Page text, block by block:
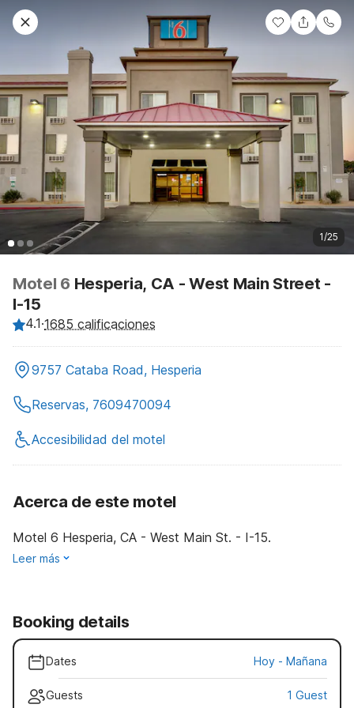
1/25
Motel 6 Hesperia, CA - West Main Street -
I-15
4.1·1685 calificaciones
9757 Cataba Road, Hesperia
Reservas, 7609470094
Accesibilidad del motel
Acerca de este motel
Motel 6 Hesperia, CA - West Main St. - I-15.
Leer más
Booking details
Dates Hoy - Mañana
Guests 1 Guest